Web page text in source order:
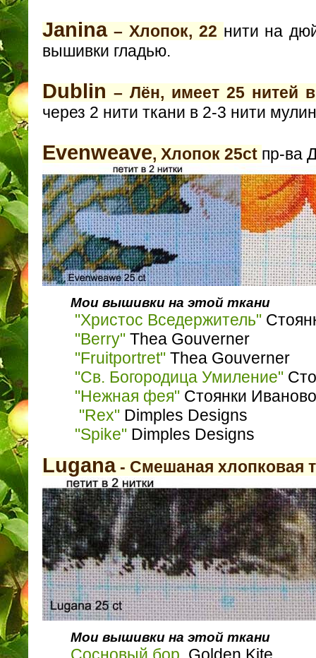
Janina– Хлопок, 22 нити на
вышивки гладью.
Dublin – Лён, имеет 25 нитей
через 2 нити ткани в 2-3 нити
Evenweave, Хлопок 25ct пр-ва
Мои вышивки на этой ткани
"Христос Вседержитель"
"Berry" Thea Gouverner
"Fruitportret" Thea Gouverner
"Св. Богородица Умиление"
"Нежная фея" Стоянки
"Rex" Dimples Designs
"Spike" Dimples Designs
Lugana- Смешаная хлопковая
Мои вышивки на этой ткани